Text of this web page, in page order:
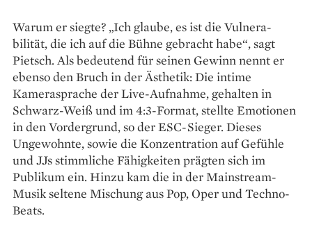
Warum er siegte? „Ich glaube, es ist die Vulnera­
bilität, die ich auf die Bühne gebracht habe“, sagt
Pietsch. Als bedeutend für seinen Gewinn nennt er
ebenso den Bruch in der Ästhetik: Die intime
Kamerasprache der Live-Aufnahme, gehalten in
Schwarz-Weiß und im 4:3-Format, stellte Emotionen
in den Vordergrund, so der ESC-Sieger. Dieses
Ungewohnte, sowie die Konzentration auf Gefühle
und JJs stimmliche Fähigkeiten prägten sich im
Publikum ein. Hinzu kam die in der Mainstream-
Musik seltene Mischung aus Pop, Oper und Techno-
Beats.